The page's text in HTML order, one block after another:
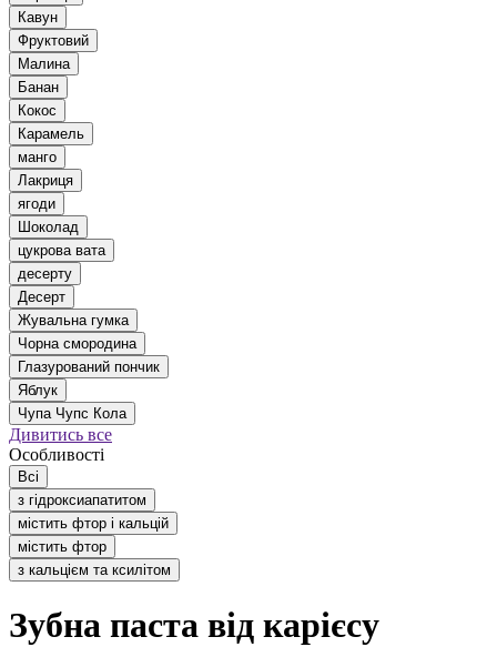
Кавун
Фруктовий
Малина
Банан
Кокос
Карамель
манго
Лакриця
ягоди
Шоколад
цукрова вата
десерту
Десерт
Жувальна гумка
Чорна смородина
Глазурований пончик
Яблук
Чупа Чупс Кола
Дивитись все
Особливості
Всі
з гідроксиапатитом
містить фтор і кальцій
містить фтор
з кальцієм та ксилітом
Зубна паста від карієсу